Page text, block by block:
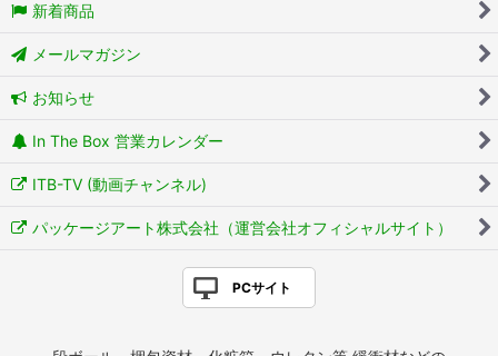
新着商品
メールマガジン
お知らせ
In The Box 営業カレンダー
ITB-TV (動画チャンネル)
パッケージアート株式会社（運営会社オフィシャルサイト）
PCサイト